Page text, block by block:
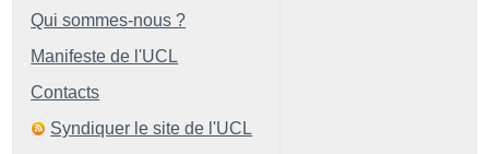
Qui sommes-nous ?
Manifeste de l'UCL
Contacts
Syndiquer le site de l'UCL